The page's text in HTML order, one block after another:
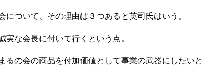
について、その理由は３つあると英司氏はいう。
実な会長に付いて行くという点。
るの会の商品を付加価値として事業の武器にしたいと